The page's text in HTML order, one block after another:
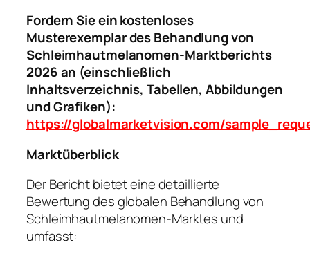
Fordern Sie ein kostenloses
Musterexemplar des Behandlung von
Schleimhautmelanomen-Marktberichts
2026 an (einschließlich
Inhaltsverzeichnis, Tabellen, Abbildungen
und Grafiken):
https://globalmarketvision.com/
Marktüberblick
Der Bericht bietet eine detaillierte
Bewertung des globalen Behandlung von
Schleimhautmelanomen-Marktes und
umfasst: